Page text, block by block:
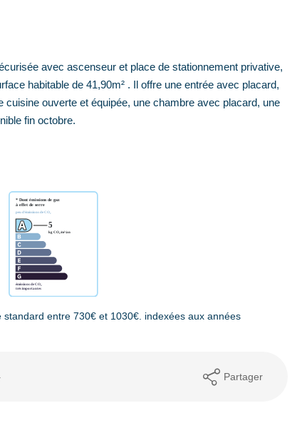
avec ascenseur et place de stationnement privative,
habitable de 41,90m² . Il offre une entrée avec placard,
ouverte et équipée, une chambre avec placard, une
fin octobre.
entre 730€ et 1030€. indexées aux années
Partager